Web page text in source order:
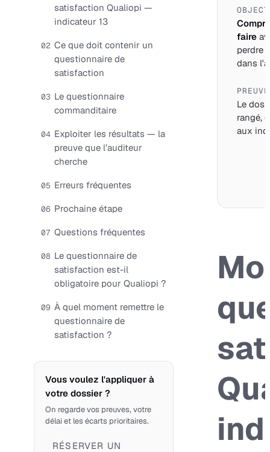
satisfaction Qualiopi —
indicateur 13
02 Ce que doit contenir un
questionnaire de
satisfaction
03 Le questionnaire
commanditaire
04 Exploiter les résultats — la
preuve que l’auditeur
cherche
05 Erreurs fréquentes
06 Prochaine étape
07 Questions fréquentes
08 Le questionnaire de
satisfaction est-il
obligatoire pour Qualiopi ?
09 À quel moment remettre le
questionnaire de
satisfaction ?
Vous voulez l'appliquer à
votre dossier ?
On regarde vos preuves, votre
délai et les écarts prioritaires.
RÉSERVER UN
faire
perdre
dans
PREUVE
Le
rangé,
aux